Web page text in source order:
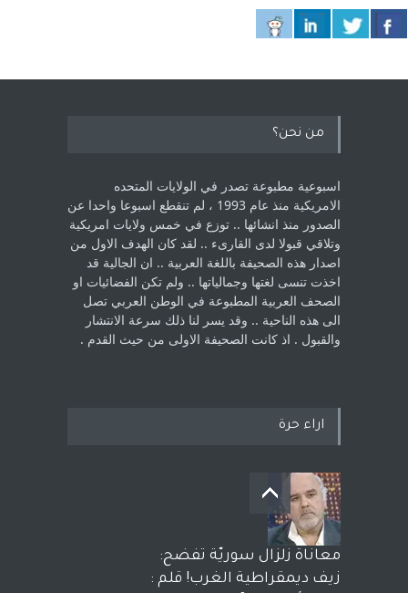
من نحن؟
اسبوعية مطبوعة تصدر في الولايات المتحده
الامريكية منذ عام 1993 ، لم ‏تنقطع اسبوعا واحدا عن
الصدور منذ انشائها .. توزع في خمس ولايات امريكية
‏وتلاقي قبولا لدى القارىء ..‏ لقد كان الهدف الاول من
اصدار هذه الصحيفة باللغة العربية .. ان الجالية قد
اخذت ‏تنسى لغتها وجمالياتها .. ولم تكن الفضائيات او
الصحف العربية المطبوعة في الوطن ‏العربي تصل
الى هذه الناحية .. وقد يسر لنا ذلك سرعة الانتشار
والقبول . اذ كانت ‏الصحيفة الاولى من حيث القدم . ‏
اراء حرة
معاناة زلزال سوريّة تفضح:
زيف ديمقراطية الغرب! قلم :